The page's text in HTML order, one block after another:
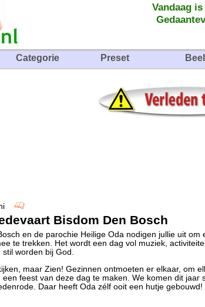
Vandaag
Categorie Preset
Bisdom Den Bosch
en de parochie Heilige Oda nodigen jullie uit om
te trekken. Het wordt een dag vol muziek,
worden bij God.
maar Zien! Gezinnen ontmoeten er elkaar, om
een feest van deze dag te maken. We komen dit jaar
Daar heeft Oda zélf ooit een hutje gebouwd!